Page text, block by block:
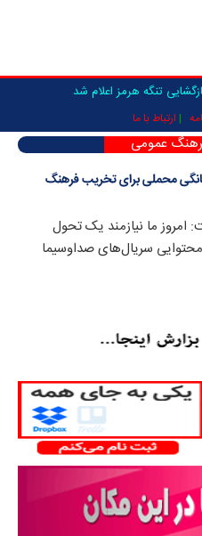
تنگه هرمز اعلام شد
ارتباط با ما
عمومی
محملی برای تخریب فرهنگ
امروز ما نیازمند یک تحول
سریال‌های صداوسیما